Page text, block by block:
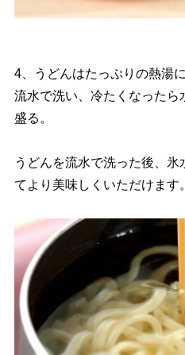
4、うどんはたっぷりの熱湯
流水で洗い、冷たくなったら
盛る。
うどんを流水で洗った後、氷
てより美味しくいただけます。